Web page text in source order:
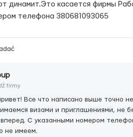
динамит.Это касается фирмы
телефона 380681093065
firmy
Все что написано выше точно
визами и приглашениями, не
С указанными номером
не имеем.